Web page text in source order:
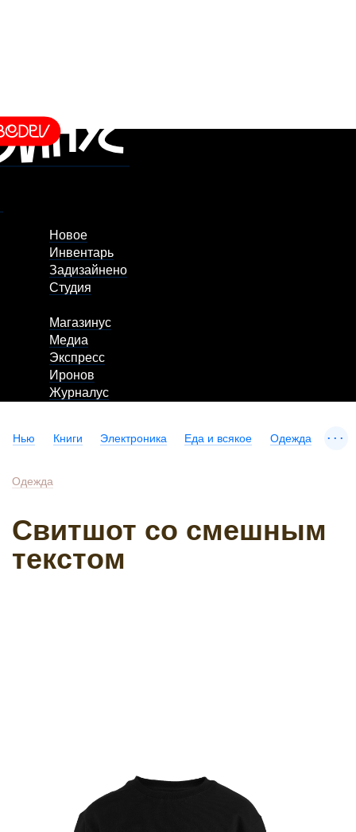
Новое
Инвентарь
Задизайнено
Студия
Магазинус
Медиа
Экспресс
Иронов
Журналус
Нью Книги Электроника Еда и всякое Одежда ...
Одежда
Свитшот со смешным
текстом